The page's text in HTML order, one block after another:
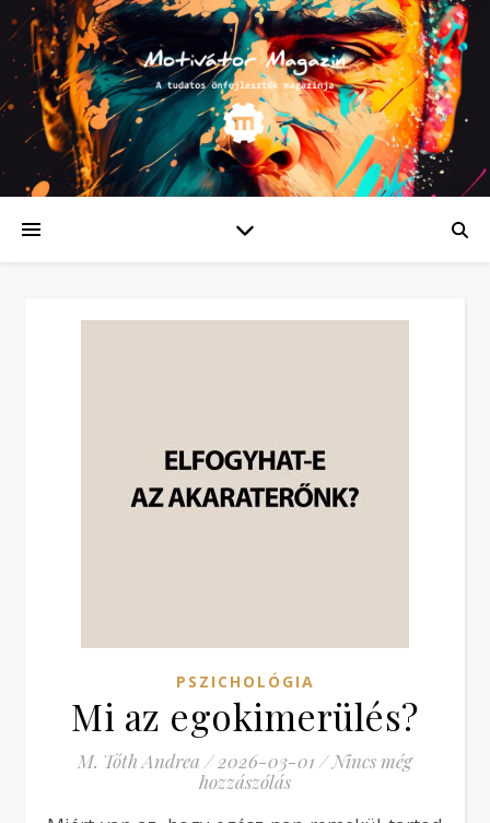
PSZICHOLÓGIA
Mi az egokimerülés?
M. Tóth Andrea / 2026-03-01 / Nincs még
hozzászólás